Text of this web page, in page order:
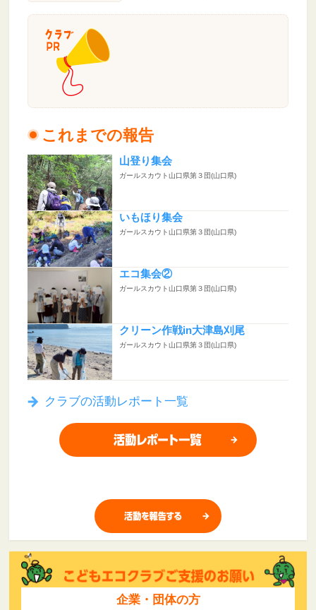
これまでの報告
山登り集会
ガールスカウト山口県第３団(山口県)
いもほり集会
ガールスカウト山口県第３団(山口県)
エコ集会②
ガールスカウト山口県第３団(山口県)
クリーン作戦in大津島刈尾
ガールスカウト山口県第３団(山口県)
クラブの活動レポート一覧
企業・団体の方